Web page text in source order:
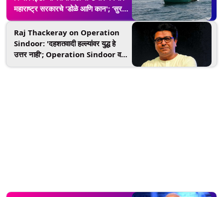
महाराष्ट्र सरकारचे 'डोळे आणि कान'; ‘सुरक्षा
निर्देश’ जारी
Raj Thackeray on Operation
Sindoor: 'दहशतवादी हल्ल्यांवर युद्ध हे
उत्तर नाही'; Operation Sindoor वर